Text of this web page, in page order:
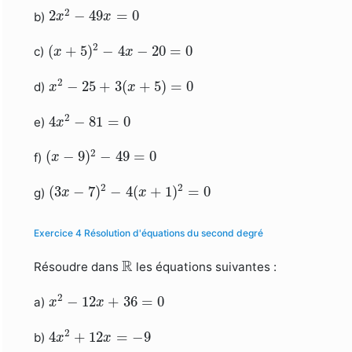
b) 2x2 − 49x = 0
2 x2 49
c) (x + 5)2 − 4x − 20 = 0
( +5 )2− − =0
d)x2 − 25 + 3(x + 5) = 0
2 25+ 3 (x+ ) =0
e)4x2 − 81 = 0
4 x2 81
f) (x − 9)2 − 49 = 0
( )2− 49=
g) (3x − 7)2 − 4(x + 1)2 = 0
(3 7)2− x+ ) 2=0
Exercice 4 Résolution d'équations du second degré
Résoudre dansR
R les équations suivantes :
a)x2 − 12x + 36 = 0
2 12x 36=0
b)4x2 + 12x = −9
4 x2 + 12x